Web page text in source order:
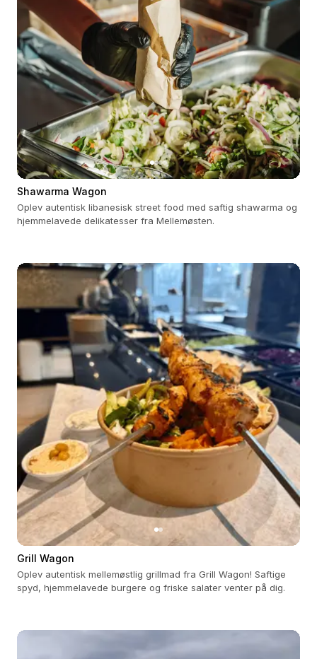
Shawarma Wagon
Oplev autentisk libanesisk street food med saftig shawarma og
hjemmelavede delikatesser fra Mellemøsten.
Grill Wagon
Oplev autentisk mellemøstlig grillmad fra Grill Wagon! Saftige
spyd, hjemmelavede burgere og friske salater venter på dig.